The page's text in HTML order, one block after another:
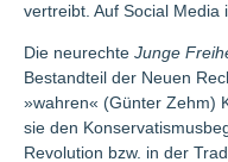
vertreibt. Auf Social Media
Die neurechte Junge
Bestandteil der Neuen
»wahren« (Günter Zehm)
sie den
Revolution bzw. in der